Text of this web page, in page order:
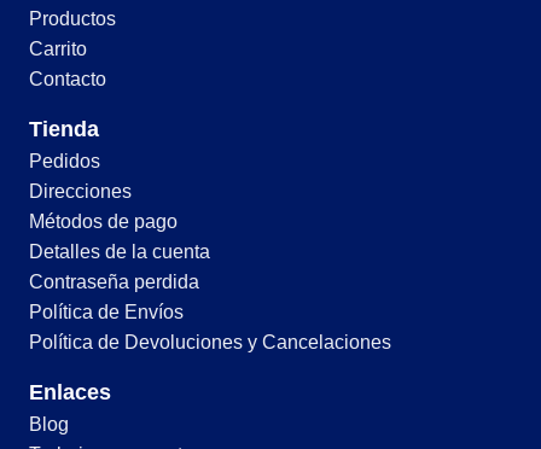
Productos
Carrito
Contacto
Tienda
Pedidos
Direcciones
Métodos de pago
Detalles de la cuenta
Contraseña perdida
Política de Envíos
Política de Devoluciones y Cancelaciones
Enlaces
Blog